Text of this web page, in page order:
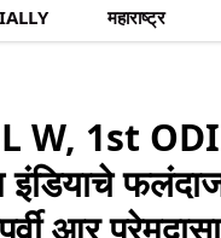
महाराष्ट्र
W, 1st
इंडियाचे